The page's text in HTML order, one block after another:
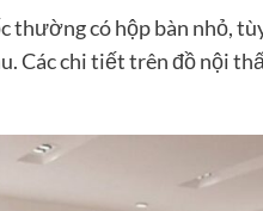
thường có hộp bàn nhỏ,
Các chi tiết trên đồ nội